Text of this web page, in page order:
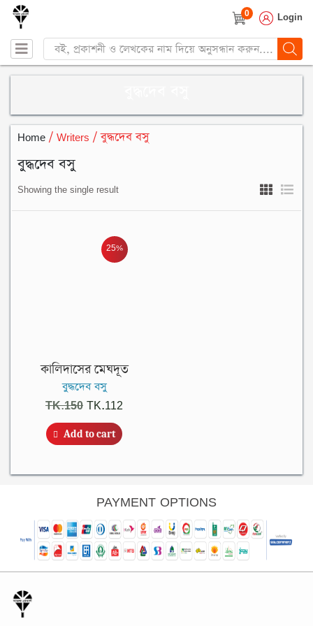
0 Login
Products
search
Home / Writers / বুদ্ধদেব বসু
বুদ্ধদেব বসু
Showing the single result
25%
কালিদাসের মেঘদূত
বুদ্ধদেব বসু
TK.150 Original
price
was:
TK.112
Add to cart
PAYMENT OPTIONS